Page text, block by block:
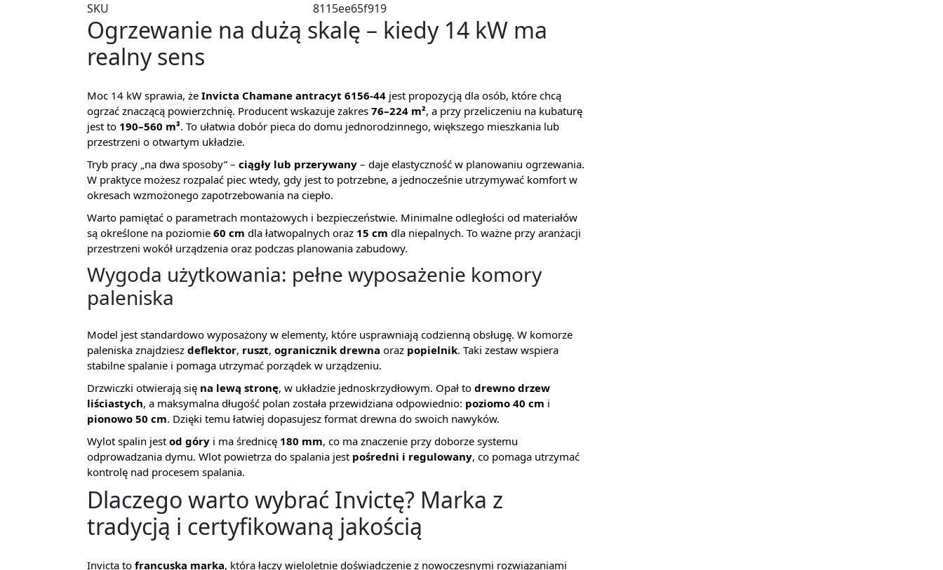
SKU
8115ee65f919
Ogrzewanie na dużą skalę – kiedy 14 kW ma
realny sens
Moc 14 kW sprawia, że Invicta Chamane antracyt 6156-44 jest propozycją dla osób, które chcą
ogrzać znaczącą powierzchnię. Producent wskazuje zakres 76–224 m², a przy przeliczeniu na kubaturę
jest to 190–560 m³. To ułatwia dobór pieca do domu jednorodzinnego, większego mieszkania lub
przestrzeni o otwartym układzie.
Tryb pracy „na dwa sposoby” – ciągły lub przerywany – daje elastyczność w planowaniu ogrzewania.
W praktyce możesz rozpalać piec wtedy, gdy jest to potrzebne, a jednocześnie utrzymywać komfort w
okresach wzmożonego zapotrzebowania na ciepło.
Warto pamiętać o parametrach montażowych i bezpieczeństwie. Minimalne odległości od materiałów
są określone na poziomie 60 cm dla łatwopalnych oraz 15 cm dla niepalnych. To ważne przy aranżacji
przestrzeni wokół urządzenia oraz podczas planowania zabudowy.
Wygoda użytkowania: pełne wyposażenie komory
paleniska
Model jest standardowo wyposażony w elementy, które usprawniają codzienną obsługę. W komorze
paleniska znajdziesz deflektor, ruszt, ogranicznik drewna oraz popielnik. Taki zestaw wspiera
stabilne spalanie i pomaga utrzymać porządek w urządzeniu.
Drzwiczki otwierają się na lewą stronę, w układzie jednoskrzydłowym. Opał to drewno drzew
liściastych, a maksymalna długość polan została przewidziana odpowiednio: poziomo 40 cm i
pionowo 50 cm. Dzięki temu łatwiej dopasujesz format drewna do swoich nawyków.
Wylot spalin jest od góry i ma średnicę 180 mm, co ma znaczenie przy doborze systemu
odprowadzania dymu. Wlot powietrza do spalania jest pośredni i regulowany, co pomaga utrzymać
kontrolę nad procesem spalania.
Dlaczego warto wybrać Invictę? Marka z
tradycją i certyfikowaną jakością
Invicta to francuska marka, która łączy wieloletnie doświadczenie z nowoczesnymi rozwiązaniami